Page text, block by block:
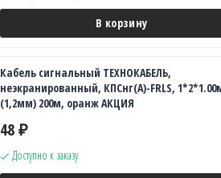
В корзину
Кабель сигнальный ТЕХНОКАБЕЛЬ,
неэкранированный, КПСнг(А)-FRLS,
(1,2мм) 200м, оранж АКЦИЯ
48 ₽
Доступно к заказу